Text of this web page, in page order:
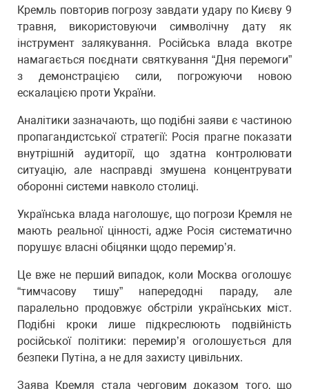
Кремль повторив погрозу завдати удару по Києву 9
травня, використовуючи символічну дату як
інструмент залякування. Російська влада вкотре
намагається поєднати святкування “Дня перемоги”
з демонстрацією сили, погрожуючи новою
ескалацією проти України.
Аналітики зазначають, що подібні заяви є частиною
пропагандистської стратегії: Росія прагне показати
внутрішній аудиторії, що здатна контролювати
ситуацію, але насправді змушена концентрувати
оборонні системи навколо столиці.
Українська влада наголошує, що погрози Кремля не
мають реальної цінності, адже Росія систематично
порушує власні обіцянки щодо перемир’я.
Це вже не перший випадок, коли Москва оголошує
“тимчасову тишу” напередодні параду, але
паралельно продовжує обстріли українських міст.
Подібні кроки лише підкреслюють подвійність
російської політики: перемир’я оголошується для
безпеки Путіна, а не для захисту цивільних.
Заява Кремля стала черговим доказом того, що